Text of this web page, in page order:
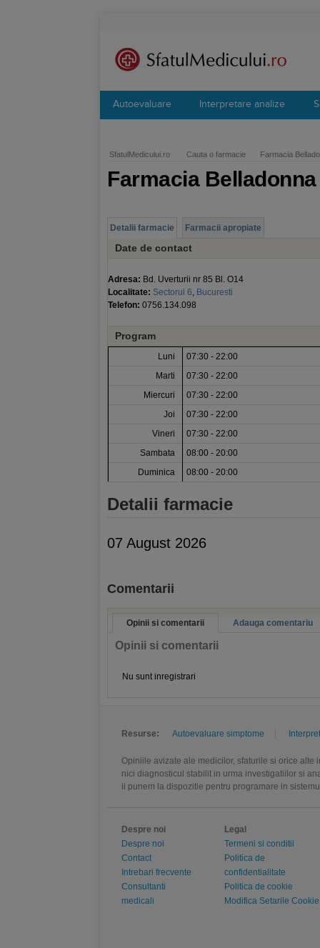
Autoevaluare Interpretare analize
SfatulMedicului.ro Cauta o farmacie Farmacia
Farmacia
Detalii farmacie Farmacii apropiate
Date de contact
Adresa: Bd. Uverturii nr 85 Bl. O14
Localitate: Sectorul 6, Bucuresti
Telefon: 0756.134.098
Program
Luni
07:30 - 22:00
Marti
07:30 - 22:00
Miercuri
07:30 - 22:00
Joi
07:30 - 22:00
Vineri
07:30 - 22:00
Sambata
08:00 - 20:00
Duminica
08:00 - 20:00
Detalii farmacie
07 August 2026
Comentarii
Opinii si comentarii Adauga comentariu
Opinii si comentarii
Nu sunt inregistrari
Resurse: Autoevaluare simptome
Opiniile avizate ale medicilor, sfaturile si orice
nici diagnosticul stabilit in urma investigatiilor si
ii punem la dispozitie pentru programare in
Despre noi
Despre noi
Contact
Intrebari frecvente
Consultanti
medicali
Legal
Termeni si conditii
Politica de
confidentialitate
Politica de cookie
Modifica Setarile Cookie